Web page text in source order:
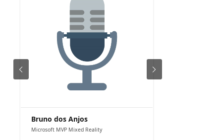
Bruno dos Anjos
Microsoft MVP Mixed Reality